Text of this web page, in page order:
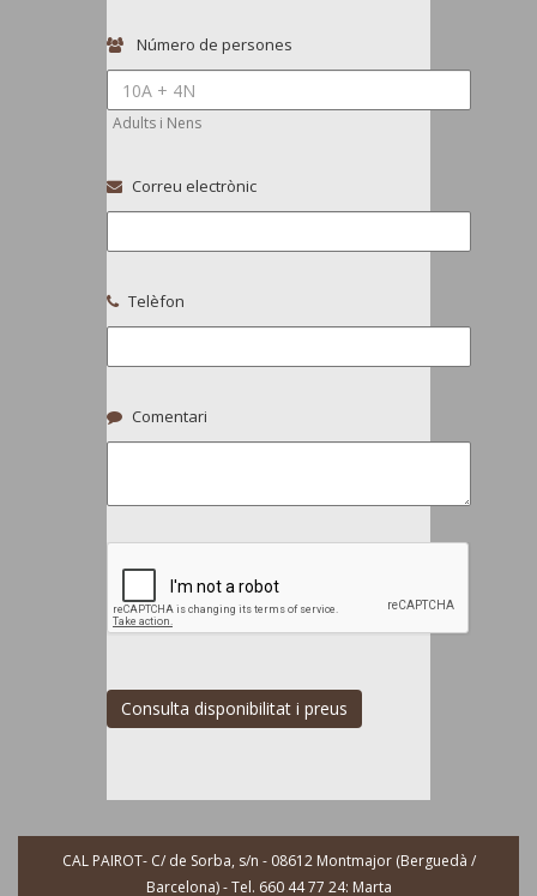
Número de persones
Adults i Nens
Correu electrònic
Telèfon
Comentari
Consulta disponibilitat i preus
CAL PAIROT- C/ de Sorba, s/n - 08612 Montmajor (Berguedà /
Barcelona) - Tel. 660 44 77 24: Marta